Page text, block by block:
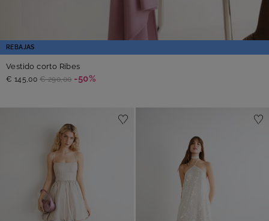
REBAJAS
Vestido corto Ribes
€ 145,00 € 290,00 -50%